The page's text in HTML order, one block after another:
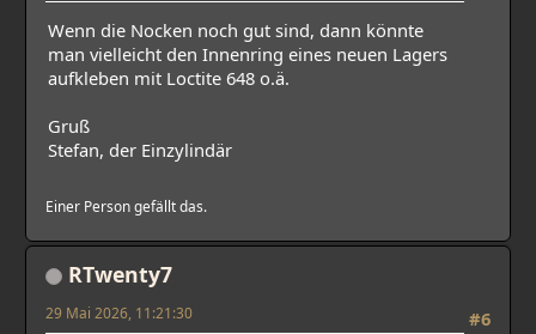
Wenn die Nocken noch gut sind, dann könnte
man vielleicht den Innenring eines neuen Lagers
aufkleben mit Loctite 648 o.ä.
Gruß
Stefan, der Einzylindär
Einer Person gefällt das.
RTwenty7
#6
29 Mai 2026, 11:21:30